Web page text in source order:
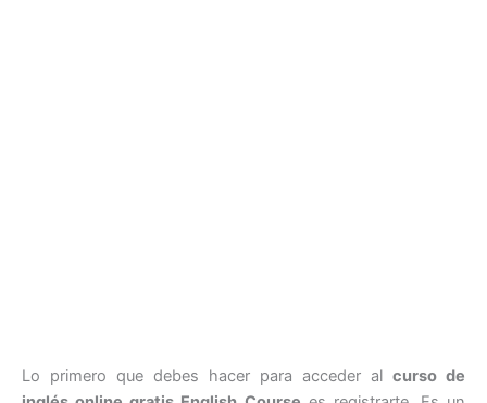
Lo primero que debes hacer para acceder al curso de